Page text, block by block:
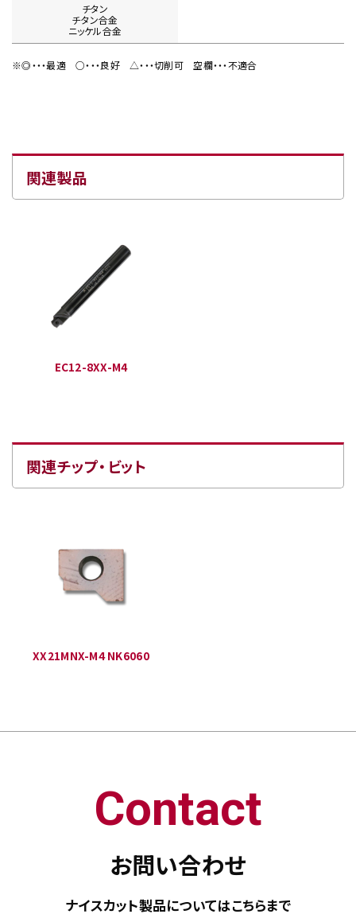
チタン
チタン合金
ニッケル合金
※◎・・・最適○・・・良好△・・・切削可 空欄・・・不適合
関連製品
EC12-8XX-M4
関連チップ・ビット
XX21MNX-M4 NK6060
Contact
お問い合わせ
ナイスカット製品についてはこちらまで